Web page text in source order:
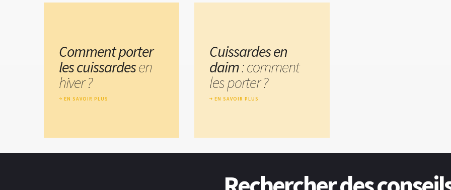
Comment porter
les cuissardesen
hiver ?
EN SAVOIR PLUS
Cuissardes en
daim: comment
les porter ?
EN SAVOIR PLUS